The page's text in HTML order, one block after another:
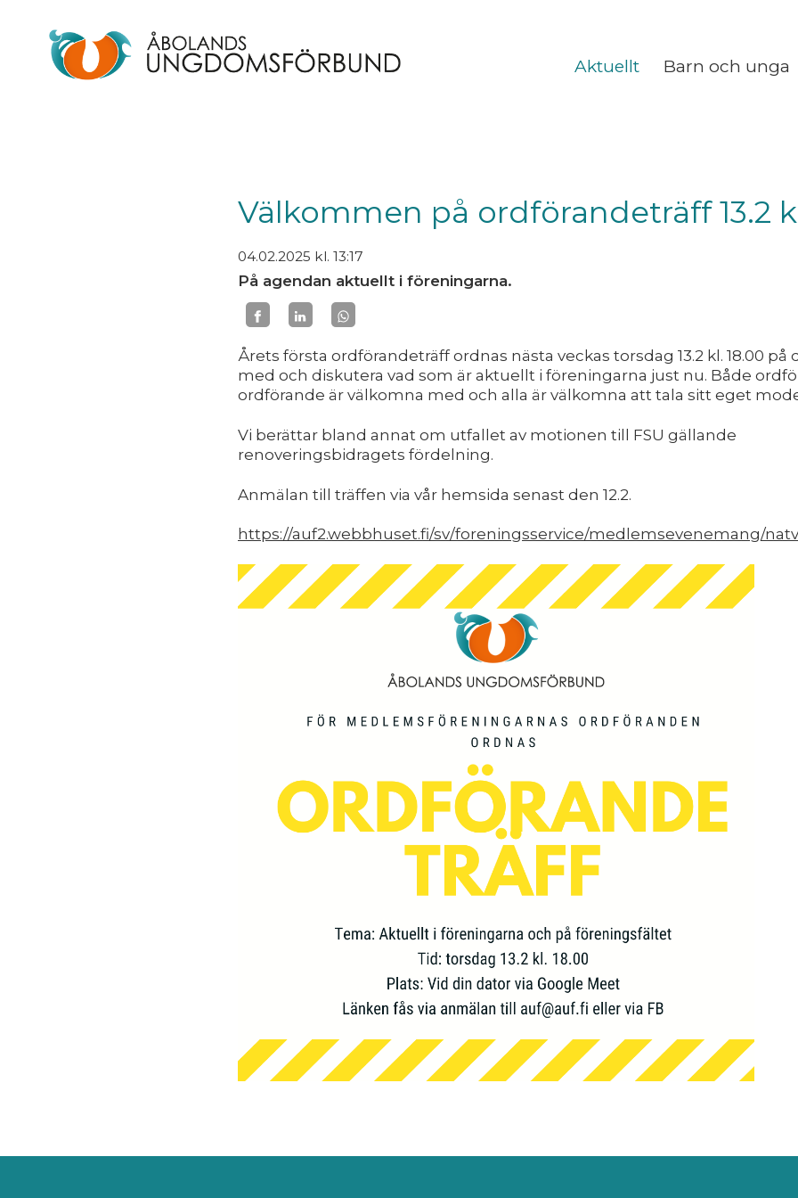
Aktuellt Barn och unga
Välkommen på ordförandeträff 13.2
04.02.2025 kl. 13:17
På agendan aktuellt i föreningarna.
Årets första ordförandeträff ordnas nästa veckas torsdag 13.2 kl. 18.00 på
med och diskutera vad som är aktuellt i föreningarna just nu. Både
ordförande är välkomna med och alla är välkomna att tala sitt eget
Vi berättar bland annat om utfallet av motionen till FSU gällande
renoveringsbidragets fördelning.
Anmälan till träffen via vår hemsida senast den 12.2.
https://auf2.webbhuset.fi/sv/foreningsservice/medlemsevenemang/